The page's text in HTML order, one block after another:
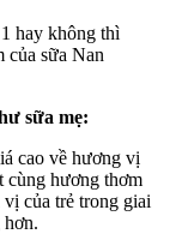
sữa mẹ:
cao về hương vị
cùng hương thơm
của trẻ trong giai
hơn.